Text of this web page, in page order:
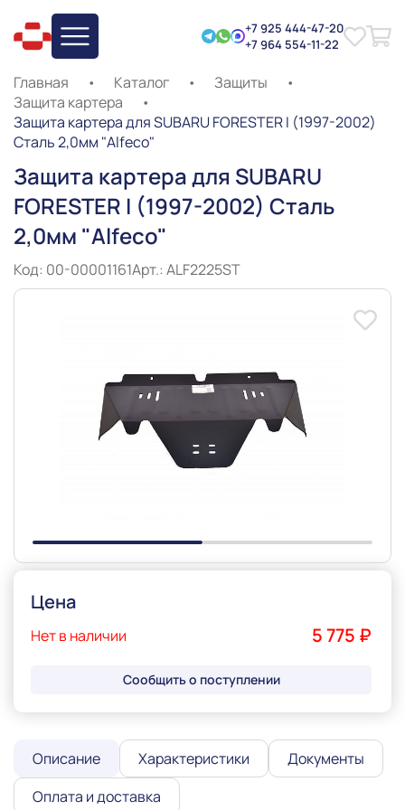
+7 925 444-47-20
+7 964 554-11-22
Главная • Каталог • Защиты
•
Защита картера
•
Защита картера для SUBARU FORESTER I (1997-2002)
Сталь 2,0мм "Alfeco"
Защита картера для SUBARU
FORESTER I (1997-2002) Сталь
2,0мм "Alfeco"
Код: 00-00001161Арт.: ALF2225ST
Slide 1 of 2
Цена
Нет в наличии 5 775 ₽
Сообщить о поступлении
Описание Характеристики
Документы
Оплата и доставка